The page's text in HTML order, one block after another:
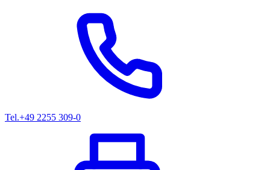
Tel.+49 2255 309-0